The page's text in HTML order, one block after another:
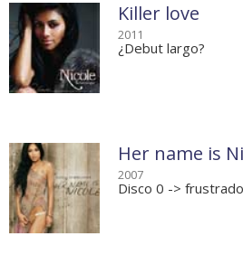
Killer love
2011
¿Debut largo?
Her name is
2007
Disco 0 -> frustrado